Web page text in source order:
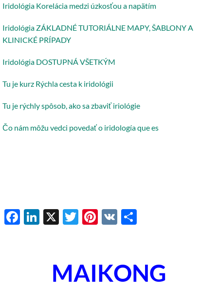
Iridológia Korelácia medzi úzkosťou a napätím
Iridológia ZÁKLADNÉ TUTORIÁLNE MAPY, ŠABLONY A
KLINICKÉ PRÍPADY
Iridológia DOSTUPNÁ VŠETKÝM
Tu je kurz Rýchla cesta k iridológii
Tu je rýchly spôsob, ako sa zbaviť iriológie
Čo nám môžu vedci povedať o iridología que es
Facebook
LinkedIn
X Twitter
Pinterest
VK
MAIKONG